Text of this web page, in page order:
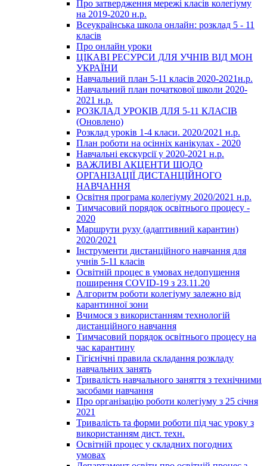
Про затвердження мережі класів колегіуму
на 2019-2020 н.р.
Всеукраїнська школа онлайн: розклад 5 - 11
класів
Про онлайн уроки
ЦІКАВІ РЕСУРСИ ДЛЯ УЧНІВ ВІД МОН
УКРАЇНИ
Навчальний план 5-11 класів 2020-2021н.р.
Навчальний план початкової школи 2020-
2021 н.р.
РОЗКЛАД УРОКІВ ДЛЯ 5-11 КЛАСІВ
(Оновлено)
Розклад уроків 1-4 класи. 2020/2021 н.р.
План роботи на осінніх канікулах - 2020
Навчальні екскурсії у 2020-2021 н.р.
ВАЖЛИВІ АКЦЕНТИ ЩОДО
ОРГАНІЗАЦІЇ ДИСТАНЦІЙНОГО
НАВЧАННЯ
Освітня програма колегіуму 2020/2021 н.р.
Тимчасовий порядок освітнього процесу -
2020
Маршрути руху (адаптивний карантин)
2020/2021
Інструменти дистанційного навчання для
учнів 5-11 класів
Освітній процес в умовах недопущення
поширення COVID-19 з 23.11.20
Алгоритм роботи колегіуму залежно від
карантинної зони
Вчимося з використанням технологій
дистанційного навчання
Тимчасовий порядок освітнього процесу на
час карантину
Гігієнічні правила складання розкладу
навчальних занять
Тривалість навчального заняття з технічними
засобами навчання
Про організацію роботи колегіуму з 25 січня
2021
Тривалість та форми роботи під час уроку з
використанням дист. техн.
Освітній процес у складних погодних
умовах